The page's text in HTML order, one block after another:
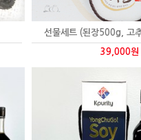
선물세트 (된장500g, 고
39,000원